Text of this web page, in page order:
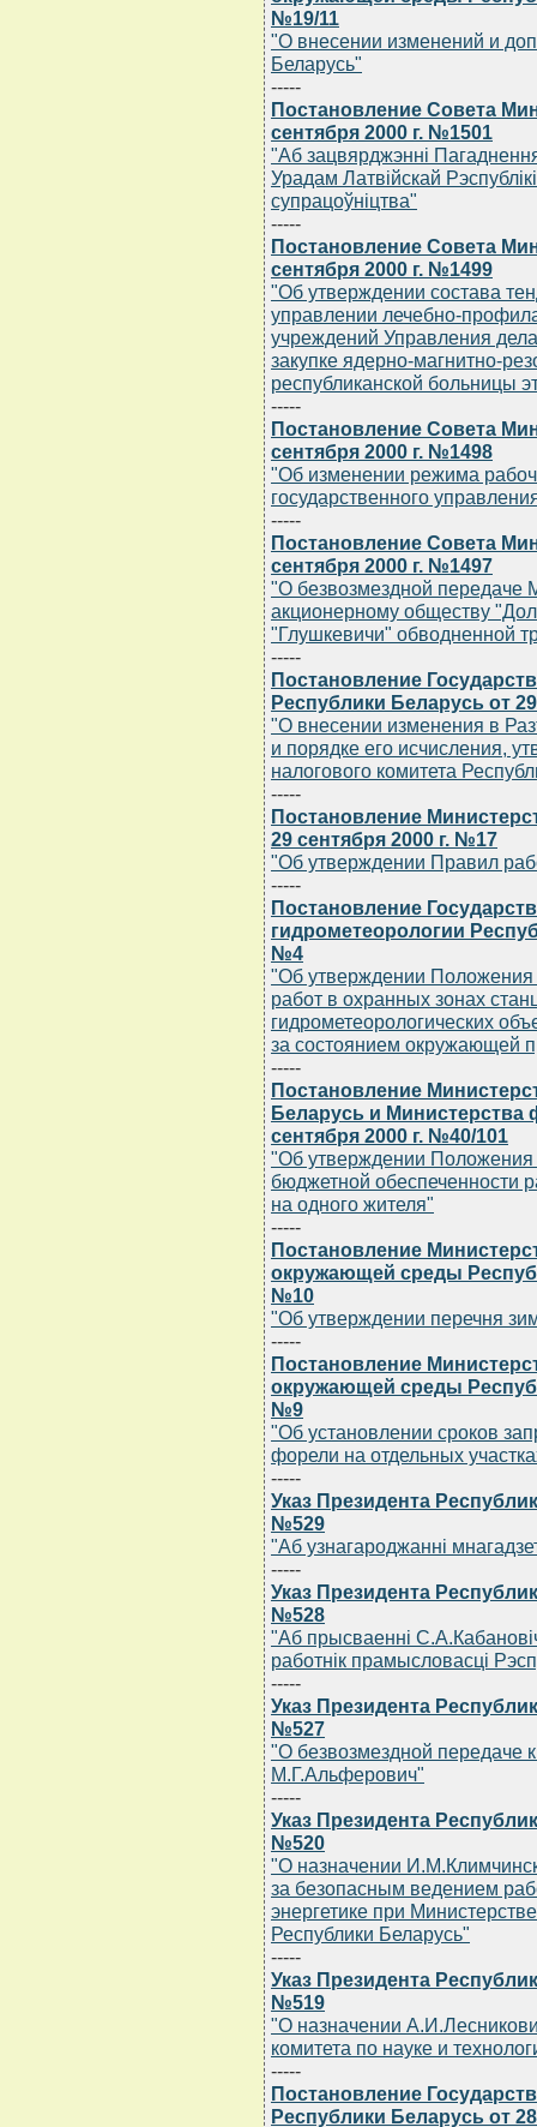
№19/11
"О внесении изменений и
Беларусь"
-----
Постановление Совета
сентября 2000 г. №1501
"Аб зацвярджэннi
Урадам Латвiйскай
супрацоўнiцтва"
-----
Постановление Совета
сентября 2000 г. №1499
"Об утверждении состава
управлении лечебно-
учреждений Управления
закупке ядерно-магнитно-
республиканской больницы
-----
Постановление Совета
сентября 2000 г. №1498
"Об изменении режима
государственного
-----
Постановление Совета
сентября 2000 г. №1497
"О безвозмездной передаче
акционерному обществу
"Глушкевичи" обводненной
-----
Постановление
Республики Беларусь от
"О внесении изменения в
и порядке его исчисления,
налогового комитета
-----
Постановление
29 сентября 2000 г. №17
"Об утверждении Правил
-----
Постановление
гидрометеорологии
№4
"Об утверждении Положения
работ в охранных зонах
гидрометеорологических
за состоянием окружающей
-----
Постановление
Беларусь и Министерства
сентября 2000 г. №40/101
"Об утверждении Положения
бюджетной обеспеченности
на одного жителя"
-----
Постановление
окружающей среды
№10
"Об утверждении перечня
-----
Постановление
окружающей среды
№9
"Об установлении сроков
форели на отдельных
-----
Указ Президента
№529
"Аб узнагароджаннi
-----
Указ Президента
№528
"Аб прысваеннi
работнiк прамысловасцi
-----
Указ Президента
№527
"О безвозмездной передаче
М.Г.Альферович"
-----
Указ Президента
№520
"О назначении
за безопасным ведением
энергетике при
Республики Беларусь"
-----
Указ Президента
№519
"О назначении
комитета по науке и
-----
Постановление
Республики Беларусь от